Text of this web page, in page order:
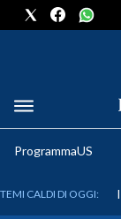
METEO
ProgrammaUS
TEMI CALDI DI OGGI: